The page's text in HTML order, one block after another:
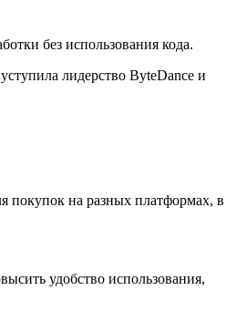
без использования кода.
лидерство ByteDance и
покупок на разных платформах, в
удобство использования,